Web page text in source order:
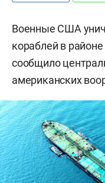
Военные США
кораблей в
сообщило
американских